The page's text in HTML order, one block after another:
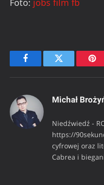
FacebookTwitter
Michał
Niedźwiedź -
https://
cyfrowej oraz
Cabrea i